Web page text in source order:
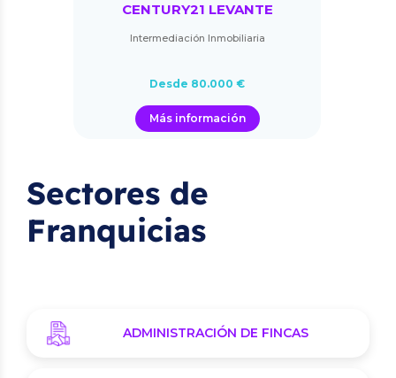
CENTURY21 LEVANTE
Intermediación Inmobiliaria
Desde 80.000 €
Más información
Sectores de
Franquicias
ADMINISTRACIÓN DE FINCAS